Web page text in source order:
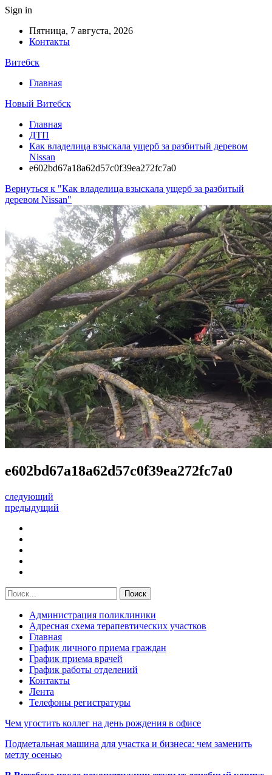
Sign in
Пятница, 7 августа, 2026
Контакты
Витебск
Главная
Новый Витебск
Главная
ДТП
Как владелица взыскала ущерб за разбитый деревом
Nissan
e602bd67a18a62d57c0f39ea272fc7a0
Вернуться к "Как владелица взыскала ущерб за разбитый
деревом Nissan"
e602bd67a18a62d57c0f39ea272fc7a0
следующий
предыдущий
Администрация поликлиники
Адресная схема терапевтических участков
Главная
График личного приема граждан
График приема врачей
График работы отделений
Контакты
Лента
Телефоны регистратуры
Чем угостить коллег на день рождения в офисе
Подметальная машина для участка и бизнеса: чем заменить
метлу осенью